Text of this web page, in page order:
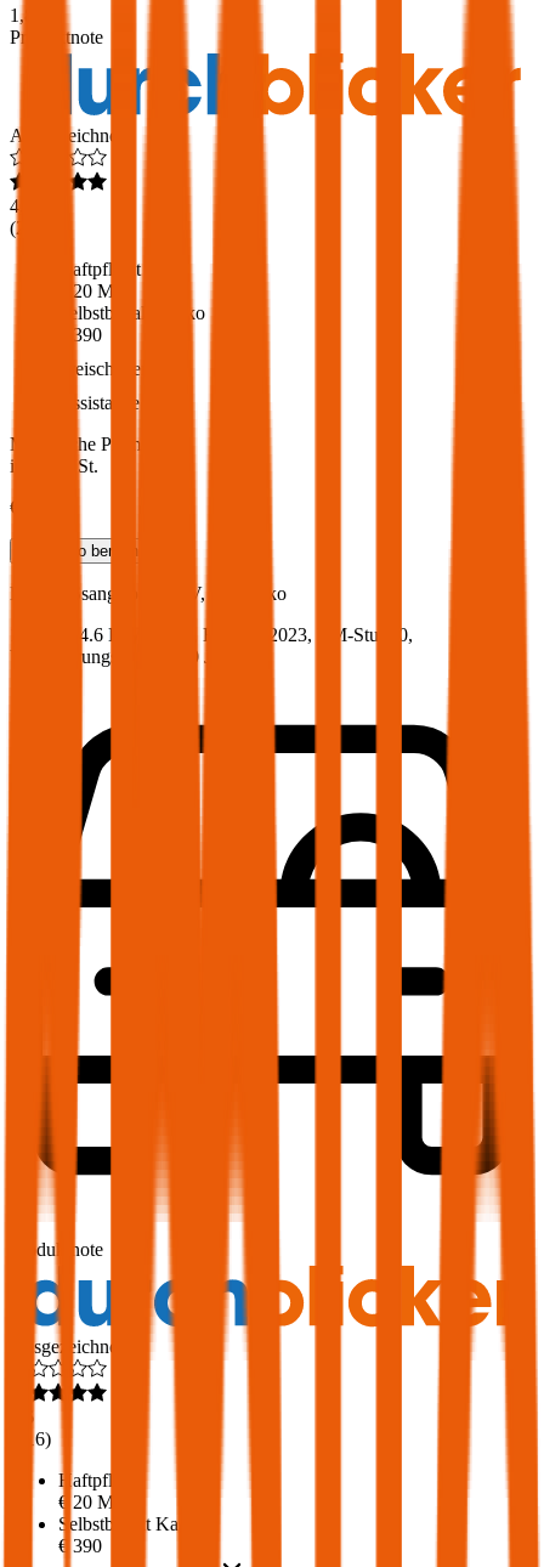
1,8
Produktnote
Ausgezeichnet
4,6
(216
Haftpflicht
€ 20 Mio.
Selbstbehalt Kasko
€ 390
Freischaden
Assistance
Monatliche Prämie
inkl. mVSt.
€ 85,24
Teilkasko berechnen
KGM / SsangYong
XLV, Vollkasko
115 PS/84.6 KW, diesel, Baujahr 2023, BM-Stufe 0,
Versicherungsnehmer 30 Jahre
Produktnote
Ausgezeichnet
4,6
216)
Haftpflicht
€ 20 Mio.
Selbstbehalt Kasko
€ 390